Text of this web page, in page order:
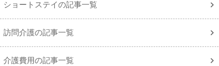
ショートステイの記事一覧
訪問介護の記事一覧
介護費用の記事一覧